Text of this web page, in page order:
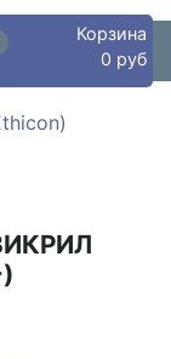
Корзина
0 руб